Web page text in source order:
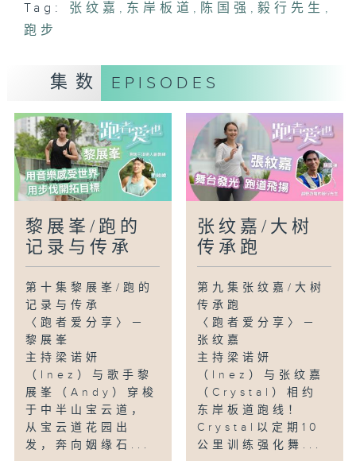
态，她笑说：「就像我们做人一样，不跟别
人比速度，照自己的节奏跑，才能跑得自在
〈跑者爱迷思〉－跑步会伤膝？
凶？有人认为跑步时膝关节负担过重，容易
受损；但你知道吗？正确的姿势、适当的步
频与步幅，甚至脚掌落地方式，都能有效降
低膝盖受伤的风险。究竟如何跑步才能既健
康又不伤膝？Inez为你一一拆解！
〈大树传承跑〉
人称「毅行先生」的陈国强（KK），三十
香港山野，至今仍乐此不疲，被誉为跑坛的
「长青树」。近年，他更成立跑步教室，向
老、中、青三代学员传授跑步技巧与心态。
他认为学跑步就如同学做人，更将自己比喻
为一棵大树，希望把热爱越野跑的种子，植
根于每位年轻学员的内心，薪火相传。
Tag: 张纹嘉 , 东岸板道 , 陈国强 ,毅行先生 ,
跑步
集数 EPISODES
黎展峯/跑的
记录与传承
第十集黎展峯/跑的
记录与传承
〈跑者爱分享〉－
黎展峯
主持梁诺妍
（Inez）与歌手黎
展峯（Andy）穿梭
于中半山宝云道，
从宝云道花园出
发，奔向姻缘石...
张纹嘉/大树
传承跑
第九集张纹嘉/大树
传承跑
〈跑者爱分享〉－
张纹嘉
主持梁诺妍
（Inez）与张纹嘉
（Crystal）相约
东岸板道跑线！
Crystal以定期10
公里训练强化舞...